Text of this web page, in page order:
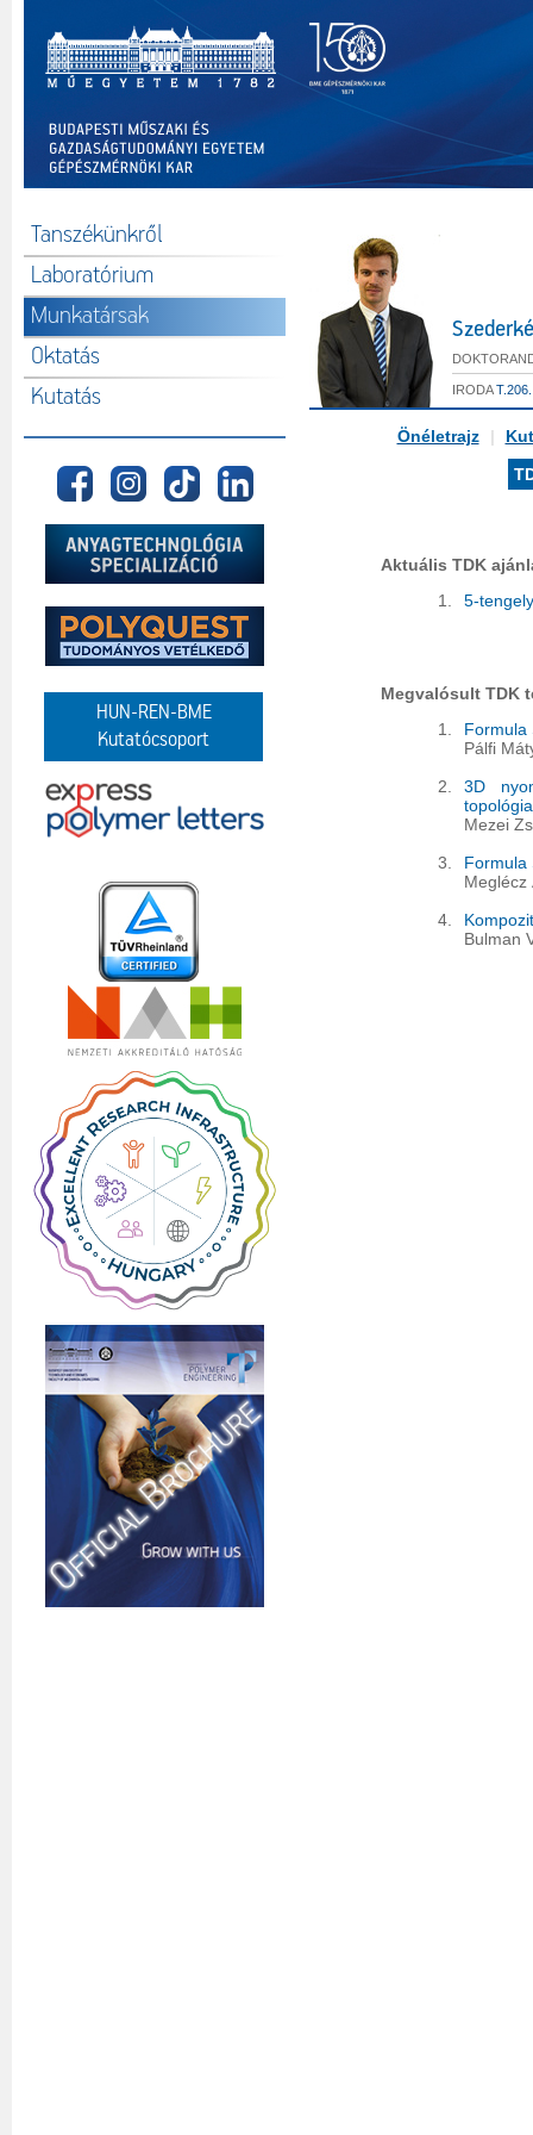
Tanszékünkről
Laboratórium
Munkatársak
Oktatás
Kutatás
HUN-REN-BME
Kutatócsoport
IRODAT.206.
Önéletrajz |
Aktuális TDK
1.
5-
Megvalósult TDK
1.
Formula
Pálfi
2.
3D
Mezei
3.
Formula
Meglécz
4.
Bulman